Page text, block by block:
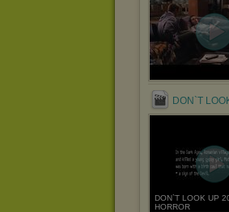
DON`T
DON`T LOOK UP
HORROR